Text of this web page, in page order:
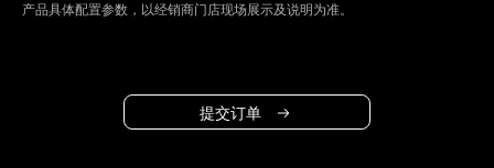
产品具体配置参数，以经销商门店现场展示及说明为准。
提交订单